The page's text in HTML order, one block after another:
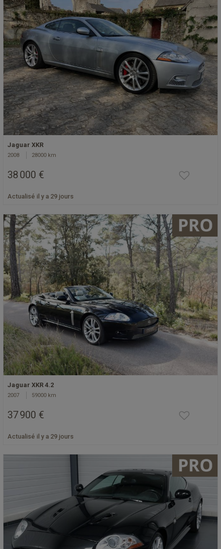
Jaguar XKR
2008 28000 km
38 000 €
Actualisé il y a 29 jours
Jaguar XKR 4.2
2007 59000 km
37 900 €
Actualisé il y a 29 jours